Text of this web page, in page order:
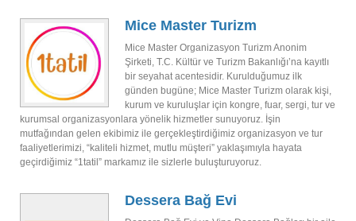
Mice Master Turizm
Mice Master Organizasyon Turizm Anonim
Şirketi, T.C. Kültür ve Turizm Bakanlığı’na kayıtlı
bir seyahat acentesidir. Kurulduğumuz ilk
günden bugüne; Mice Master Turizm olarak kişi,
kurum ve kuruluşlar için kongre, fuar, sergi, tur ve
kurumsal organizasyonlara yönelik hizmetler sunuyoruz. İşin
mutfağından gelen ekibimiz ile gerçekleştirdiğimiz organizasyon ve tur
faaliyetlerimizi, “kaliteli hizmet, mutlu müşteri” yaklaşımıyla hayata
geçirdiğimiz “1tatil” markamız ile sizlerle buluşturuyoruz.
Dessera Bağ Evi